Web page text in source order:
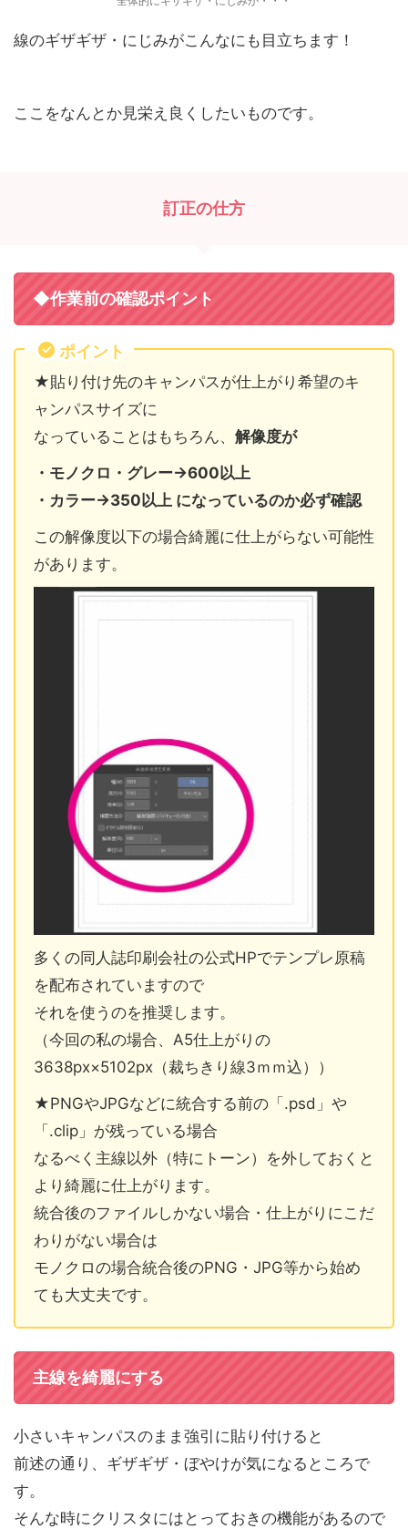
線のギザギザ・にじみがこんなにも目立ちます！
ここをなんとか見栄え良くしたいものです。
訂正の仕方
◆作業前の確認ポイント
ポイント
★貼り付け先のキャンパスが仕上がり希望のキ
ャンパスサイズに
なっていることはもちろん、 解像度が
・モノクロ・グレー→600以上
・カラー→350以上 になっているのか必ず確認
この解像度以下の場合綺麗に仕上がらない可能性
があります。
多くの同人誌印刷会社の公式HPでテンプレ原稿
を配布されていますので
それを使うのを推奨します。
（今回の私の場合、A5仕上がりの
3638px×5102px（裁ちきり線3ｍｍ込））
★PNGやJPGなどに統合する前の「.psd」や
「.clip」が残っている場合
なるべく主線以外（特にトーン）を外しておくと
より綺麗に仕上がります。
統合後のファイルしかない場合・仕上がりにこだ
わりがない場合は
モノクロの場合統合後のPNG・JPG等から始め
ても大丈夫です。
主線を綺麗にする
小さいキャンパスのまま強引に貼り付けると
前述の通り、ギザギザ・ぼやけが気になるところで
す。
そんな時にクリスタにはとっておきの機能があるので